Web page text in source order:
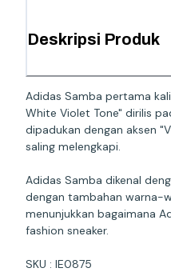
Deskripsi Produk
Adidas Samba pertama
White Violet Tone" dirilis
dipadukan dengan aksen
saling melengkapi.
Adidas Samba dikenal
dengan tambahan warna-
menunjukkan bagaimana
fashion sneaker.
SKU : IE0875